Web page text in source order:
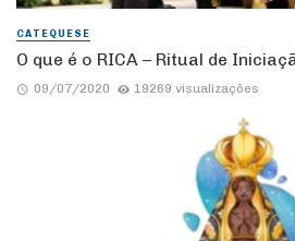
CATEQUESE
O que é o RICA – Ritual de
09/07/2020 19269 visualizações